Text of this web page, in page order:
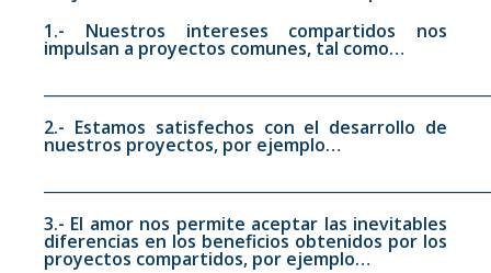
1.- Nuestros intereses compartidos nos
impulsan a proyectos comunes, tal como…
2.- Estamos satisfechos con el desarrollo de
nuestros proyectos, por ejemplo…
3.- El amor nos permite aceptar las inevitables
diferencias en los beneficios obtenidos por los
proyectos compartidos, por ejemplo…